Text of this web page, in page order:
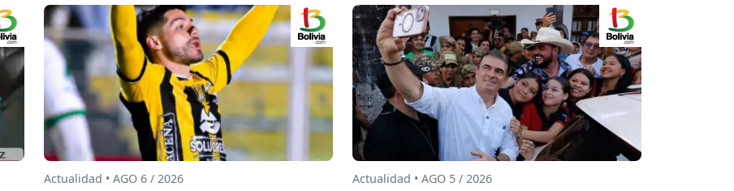
Actualidad • AGO 6 / 2026 Actualidad • AGO 5 / 2026